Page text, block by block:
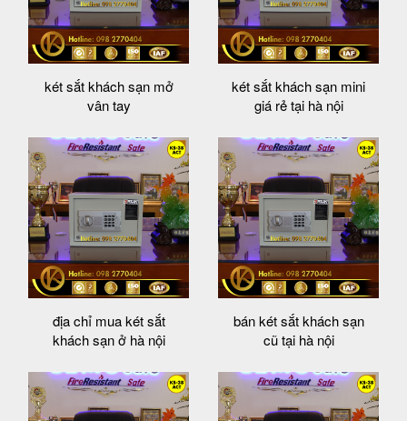
két sắt khách sạn mở
vân tay
két sắt khách sạn mini
giá rẻ tại hà nội
địa chỉ mua két sắt
khách sạn ở hà nội
bán két sắt khách sạn
cũ tại hà nội